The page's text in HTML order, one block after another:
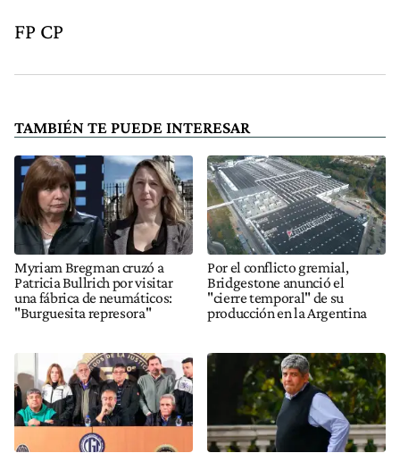
FP CP
TAMBIÉN TE PUEDE INTERESAR
Myriam Bregman cruzó a
Patricia Bullrich por visitar
una fábrica de neumáticos:
"Burguesita represora"
Por el conflicto gremial,
Bridgestone anunció el
"cierre temporal" de su
producción en la Argentina